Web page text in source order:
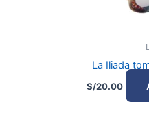
La Iliada
S/20.00